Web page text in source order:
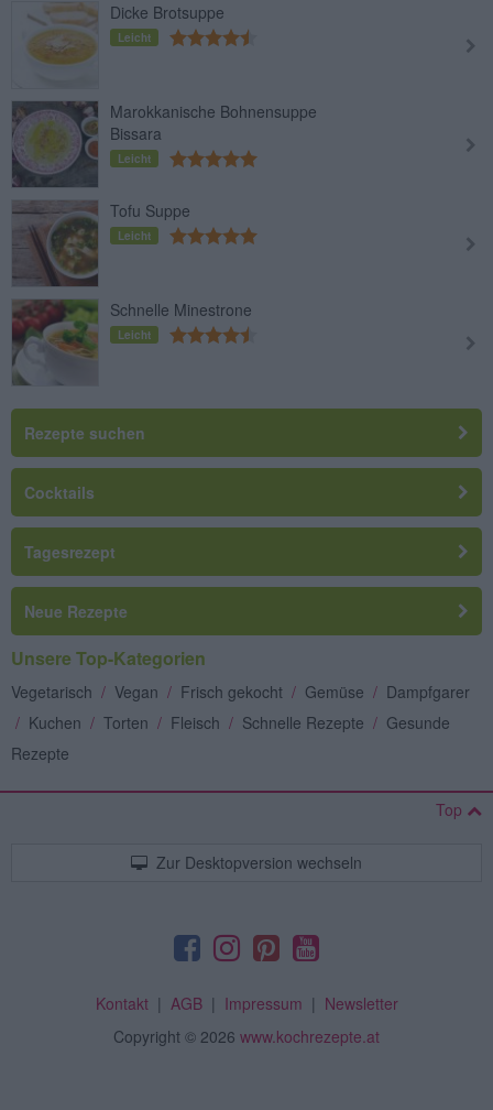
Dicke Brotsuppe
Leicht
Marokkanische Bohnensuppe
Bissara
Leicht
Tofu Suppe
Leicht
Schnelle Minestrone
Leicht
Rezepte suchen
Cocktails
Tagesrezept
Neue Rezepte
Unsere Top-Kategorien
Vegetarisch / Vegan / Frisch gekocht / Gemüse / Dampfgarer
/ Kuchen / Torten / Fleisch / Schnelle Rezepte / Gesunde
Rezepte
Top
Zur Desktopversion wechseln
Kontakt| AGB| Impressum | Newsletter
Copyright © 2026 www.kochrezepte.at